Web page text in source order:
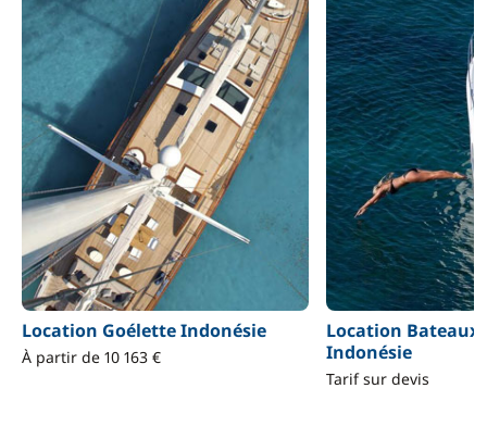
Location Goélette Indonésie
À partir de 10 163 €
Location Bateaux
Indonésie
Tarif sur devis